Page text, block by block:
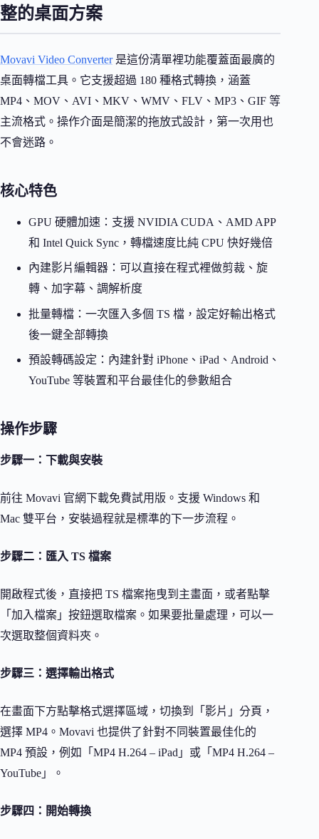
整的桌面方案
Movavi Video Converter是這份清單裡功能覆蓋面最廣的
桌面轉檔工具。它支援超過 180 種格式轉換，涵蓋
MP4、MOV、AVI、MKV、WMV、FLV、MP3、GIF 等
主流格式。操作介面是簡潔的拖放式設計，第一次用也
不會迷路。
核心特色
GPU 硬體加速：支援 NVIDIA CUDA、AMD APP
和 Intel Quick Sync，轉檔速度比純 CPU 快好幾倍
內建影片編輯器：可以直接在程式裡做剪裁、旋
轉、加字幕、調解析度
批量轉檔：一次匯入多個 TS 檔，設定好輸出格式
後一鍵全部轉換
預設轉碼設定：內建針對 iPhone、iPad、Android、
YouTube 等裝置和平台最佳化的參數組合
操作步驟
步驟一：下載與安裝
前往 Movavi 官網下載免費試用版。支援 Windows 和
Mac 雙平台，安裝過程就是標準的下一步流程。
步驟二：匯入 TS 檔案
開啟程式後，直接把 TS 檔案拖曳到主畫面，或者點擊
「加入檔案」按鈕選取檔案。如果要批量處理，可以一
次選取整個資料夾。
步驟三：選擇輸出格式
在畫面下方點擊格式選擇區域，切換到「影片」分頁，
選擇 MP4。Movavi 也提供了針對不同裝置最佳化的
MP4 預設，例如「MP4 H.264 – iPad」或「MP4 H.264 –
YouTube」。
步驟四：開始轉換